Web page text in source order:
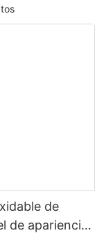
de
de apariencia